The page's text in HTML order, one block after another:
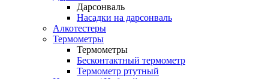
Дарсонваль
Насадки на дарсонваль
Алкотестеры
Термометры
Термометры
Бесконтактный термометр
Термометр ртутный